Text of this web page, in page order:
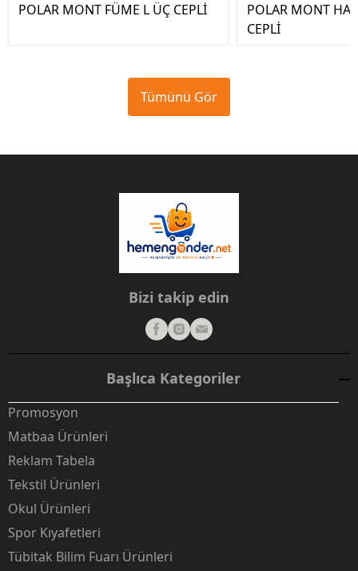
POLAR MONT FÜME L ÜÇ CEPLİ
POLAR MONT
CEPLİ
Tümünü Gör
Bizi takip edin
Başlıca Kategoriler
Promosyon
Matbaa Ürünleri
Reklam Tabela
Tekstil Ürünleri
Okul Ürünleri
Spor Kıyafetleri
Tübitak Bilim Fuarı Ürünleri